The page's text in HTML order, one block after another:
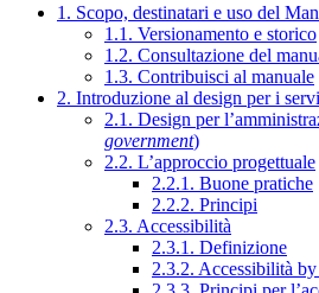
1. Scopo, destinatari e uso del
1.1. Versionamento e storico
1.2. Consultazione del
1.3. Contribuisci al manuale
2. Introduzione al design per i
2.1. Design per
government)
2.2. L’approccio progettuale
2.2.1. Buone pratiche
2.2.2. Principi
2.3. Accessibilità
2.3.1. Definizione
2.3.2. Accessibilità by